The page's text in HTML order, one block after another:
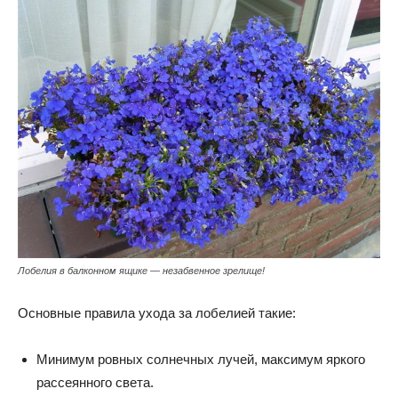
Лобелия в балконном ящике — незабвенное зрелище!
Основные правила ухода за лобелией такие:
Минимум ровных солнечных лучей, максимум яркого
рассеянного света.